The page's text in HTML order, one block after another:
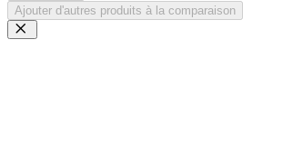
Ajouter d'autres produits à la comparaison